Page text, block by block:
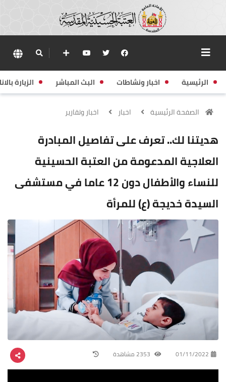
الرئيسية اخبار ونشاطات البث المباشر الزيارة
الصفحة الرئيسية اخبار اخبار وتقارير
هديتنا لك.. تعرف على تفاصيل المبادرة
العلاجية المدعومة من العتبة الحسينية
للنساء والأطفال دون 12 عاما في مستشفى
السيدة خديجة (ع) للمرأة
01/11/2022